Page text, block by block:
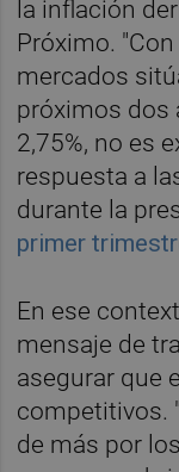
la inflación
Próximo.
mercados
próximos dos
2,75%, no es
respuesta a
durante la
primer
En ese
mensaje de
asegurar que
competitivos.
de más por